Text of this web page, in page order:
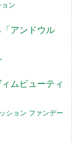
ン
アンドウル
ムビューティ
ション ファンデー